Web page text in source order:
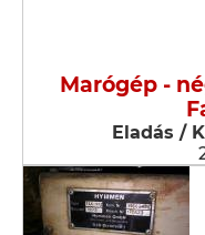
Marógép -
Eladás /